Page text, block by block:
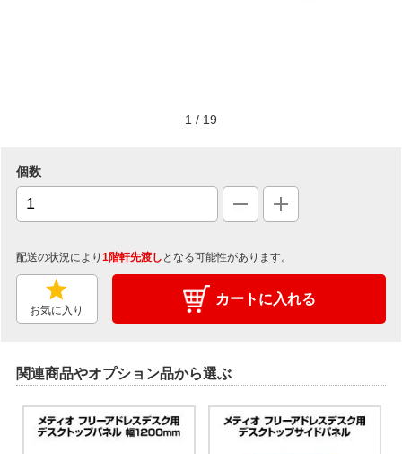
1 / 19
個数
配送の状況により 1階軒先渡し となる可能性があります。
お気に入り
カートに入れる
関連商品やオプション品から選ぶ